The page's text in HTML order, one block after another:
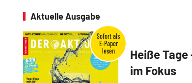
Aktuelle Ausgabe
Heiße
im Fokus